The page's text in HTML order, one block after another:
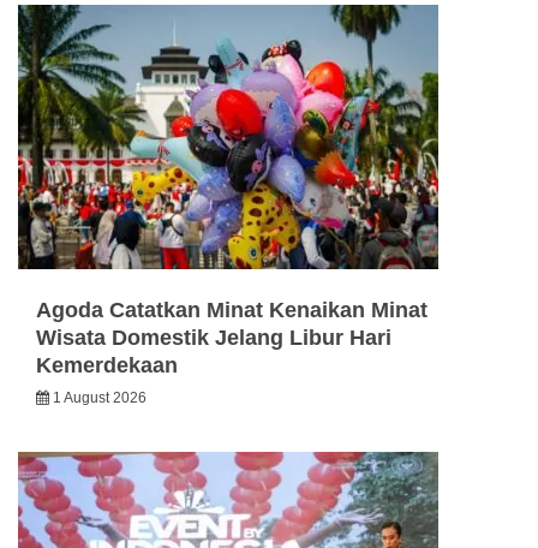
Agoda Catatkan Minat Kenaikan Minat
Wisata Domestik Jelang Libur Hari
Kemerdekaan
1 August 2026